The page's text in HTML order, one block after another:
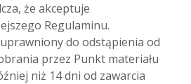
że akceptuje
Regulaminu.
do odstąpienia od
przez Punkt materiału
niż 14 dni od zawarcia